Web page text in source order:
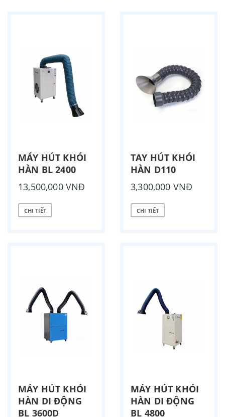
MÁY HÚT KHÓI
HÀN BL 2400
13,500,000 VNĐ
CHI TIẾT
TAY HÚT KHÓI
HÀN D110
3,300,000 VNĐ
CHI TIẾT
MÁY HÚT KHÓI
HÀN DI ĐỘNG
BL 3600D
MÁY HÚT KHÓI
HÀN DI ĐỘNG
BL 4800